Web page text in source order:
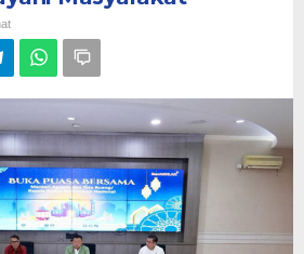
Buka
Layani
Masyarakat